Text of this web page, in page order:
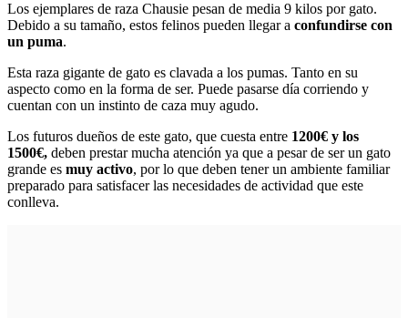
Los ejemplares de raza Chausie pesan de media 9 kilos por gato.
Debido a su tamaño, estos felinos pueden llegar a confundirse con
un puma.
Esta raza gigante de gato es clavada a los pumas. Tanto en su
aspecto como en la forma de ser. Puede pasarse día corriendo y
cuentan con un instinto de caza muy agudo.
Los futuros dueños de este gato, que cuesta entre 1200€ y los
1500€, deben prestar mucha atención ya que a pesar de ser un gato
grande es muy activo, por lo que deben tener un ambiente familiar
preparado para satisfacer las necesidades de actividad que este
conlleva.